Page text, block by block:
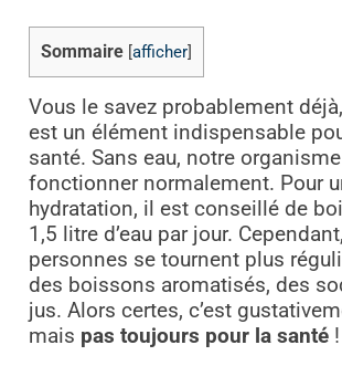
Sommaire afficher]
Vous le savez probablement
est un élément indispensable
santé. Sans eau, notre
fonctionner normalement. Pour
hydratation, il est conseillé de
1,5 litre d’eau par jour.
personnes se tournent plus
des boissons aromatisés, des
jus. Alors certes, c’est
mais pas toujours pour la santé!